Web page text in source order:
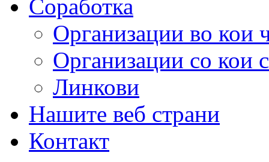
Соработка
Организации во кои
Организации со кои
Линкови
Нашите веб страни
Контакт